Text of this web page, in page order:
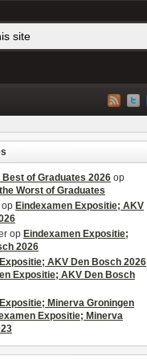
Best of Graduates 2026 op
Worst of Graduates
op Eindexamen Expositie; AKV
op Eindexamen Expositie;
2026
AKV Den Bosch 2026
Expositie; AKV Den Bosch
Minerva Groningen
Expositie; Minerva